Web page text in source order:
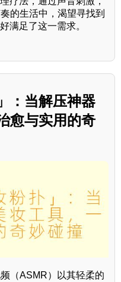
的生活中，渴望寻找到
满足了这一需求。
：当解压神器
愈与实用的奇
（ASMR）以其轻柔的